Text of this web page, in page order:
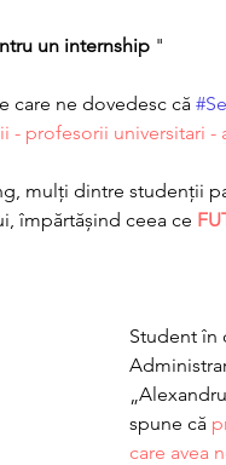
un internship "
care ne dovedesc că
- profesorii universitari -
mulți dintre studenții
împărtășind ceea ce
Student în
spune că
care avea